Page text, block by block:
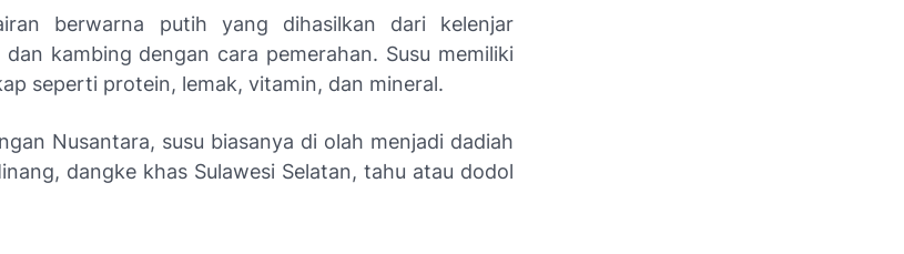
berwarna putih yang dihasilkan dari kelenjar
kambing dengan cara pemerahan. Susu memiliki
seperti protein, lemak, vitamin, dan mineral.
Nusantara, susu biasanya di olah menjadi dadiah
dangke khas Sulawesi Selatan, tahu atau dodol